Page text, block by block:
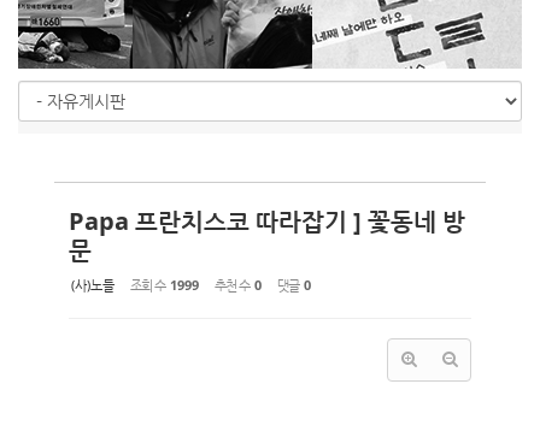
Papa 프란치스코 따라잡기 ] 꽃동네 방
문
(사)노들 조회 수 1999 추천 수 0 댓글 0